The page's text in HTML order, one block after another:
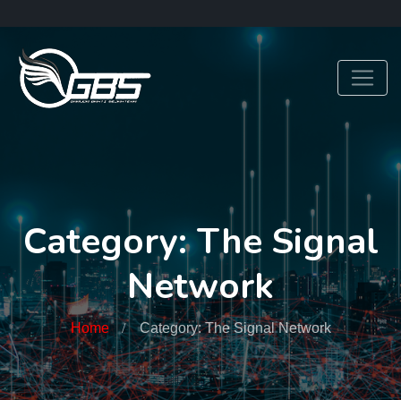
Category: The Signal
Network
Home Category: The Signal Network